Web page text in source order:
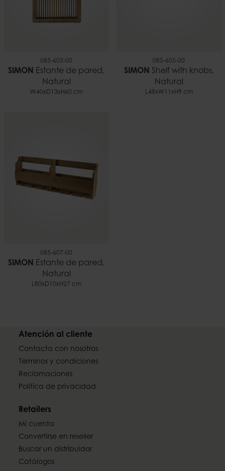
085-603-00
SIMON
Estante de pared,
Natural
W40xD13xH60 cm
085-605-00
SIMON Shelf with knobs,
Natural
L48xW11xH9 cm
085-607-00
SIMON
Estante de pared,
Natural
L80xD10xH27 cm
Atención al cliente
Contacta con nosotros
Términos y condiciones
Reclamaciones
Política de privacidad
Retailers
Mi cuenta
Convertirse en reseller
Buscar un distribuidor
Catálogos